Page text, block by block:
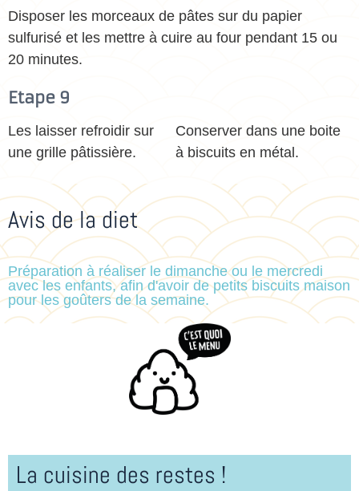
Disposer les morceaux de pâtes sur du papier
sulfurisé et les mettre à cuire au four pendant 15 ou
20 minutes.
Etape 9
Les laisser refroidir sur
une grille pâtissière.
Conserver dans une boite
à biscuits en métal.
Avis de la diet
Préparation à réaliser le dimanche ou le mercredi
avec les enfants, afin d'avoir de petits biscuits maison
pour les goûters de la semaine.
La cuisine des restes !